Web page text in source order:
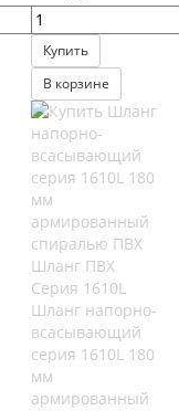
Купить
В корзине
Шланг ПВХ
Серия 1610L
Шланг напорно-
всасывающий
серия 1610L 180
мм
армированный